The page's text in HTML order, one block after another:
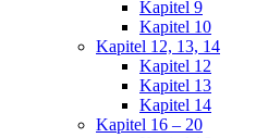
Kapitel 9
Kapitel 10
Kapitel 12, 13, 14
Kapitel 12
Kapitel 13
Kapitel 14
Kapitel 16 – 20